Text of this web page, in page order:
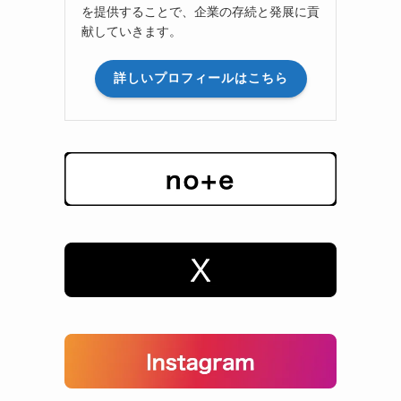
を提供することで、企業の存続と発展に貢
献していきます。
詳しいプロフィールはこちら